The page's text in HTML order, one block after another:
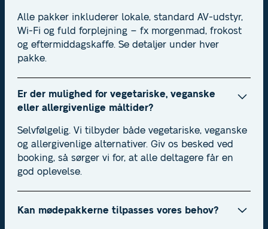
Alle pakker inkluderer lokale, standard AV-udstyr,
Wi-Fi og fuld forplejning – fx morgenmad, frokost
og eftermiddagskaffe. Se detaljer under hver
pakke.
Er der mulighed for vegetariske, veganske
eller allergivenlige måltider?
Selvfølgelig. Vi tilbyder både vegetariske, veganske
og allergivenlige alternativer. Giv os besked ved
booking, så sørger vi for, at alle deltagere får en
god oplevelse.
Kan mødepakkerne tilpasses vores behov?